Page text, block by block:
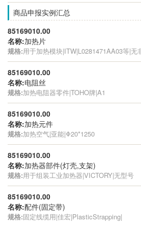
商品申报实例汇总
85169010.00
名称:加热片
规格:用于加热模块|ITW|L0281471AA03等|无
85169010.00
名称:电阻丝
规格:加热电阻器零件|TOHO牌|A1
85169010.00
名称:加热元件
规格:加热空气|亚能|Φ20*1250
85169010.00
名称:加热器部件(灯壳,支架)
规格:用于组装工业加热器|VICTORY|无型号
85169010.00
名称:配件(固定带)
规格:固定线缆用|佳宏|PlasticStrapping|